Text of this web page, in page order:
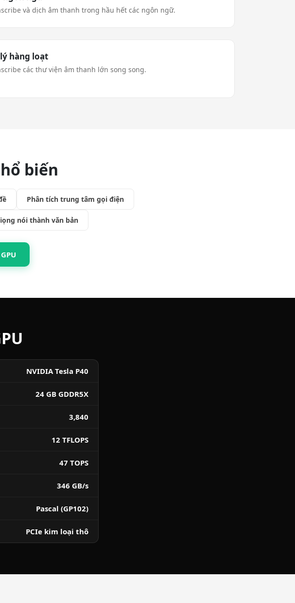
và dịch âm thanh trong hầu hết các ngôn ngữ.
hàng loạt
các thư viện âm thanh lớn song song.
biến
Phân tích trung tâm gọi điện
nói thành văn bản
NVIDIA Tesla P40
24 GB GDDR5X
3,840
12 TFLOPS
47 TOPS
346 GB/s
Pascal (GP102)
PCIe kim loại thô